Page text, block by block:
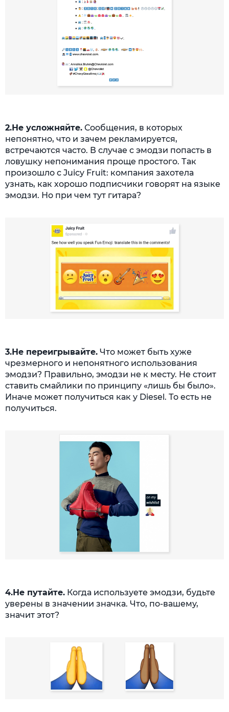
2.Не усложняйте. Сообщения, в которых
непонятно, что и зачем рекламируется,
встречаются часто. В случае с эмодзи попасть в
ловушку непонимания проще простого. Так
произошло с Juicy Fruit: компания захотела
узнать, как хорошо подписчики говорят на языке
эмодзи. Но при чем тут гитара?
3.Не переигрывайте. Что может быть хуже
чрезмерного и непонятного использования
эмодзи? Правильно, эмодзи не к месту. Не стоит
ставить смайлики по принципу «лишь бы было».
Иначе может получиться как у Diesel. То есть не
получиться.
4.Не путайте. Когда используете эмодзи, будьте
уверены в значении значка. Что, по-вашему,
значит этот?